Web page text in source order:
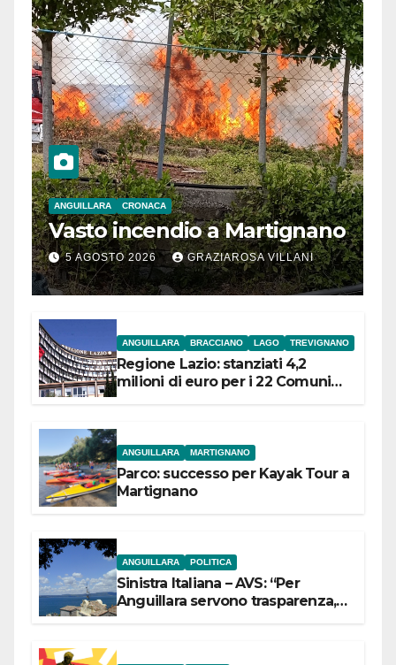
ANGUILLARA CRONACA
Vasto incendio a Martignano
5 AGOSTO 2026 GRAZIAROSA VILLANI
ANGUILLARA BRACCIANO LAGO TREVIGNANO
Regione Lazio: stanziati 4,2
milioni di euro per i 22 Comuni
ANGUILLARA MARTIGNANO
Parco: successo per Kayak Tour a
Martignano
ANGUILLARA POLITICA
Sinistra Italiana – AVS: “Per
Anguillara servono trasparenza,